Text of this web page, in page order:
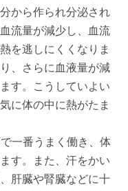
から作られ分泌され
流量が減少し、血流
を逃しにくくなりま
、さらに血液量が減
す。こうしていよい
に体の中に熱がたま
一番うまく働き、体
す。また、汗をかい
肝臓や腎臓などに十